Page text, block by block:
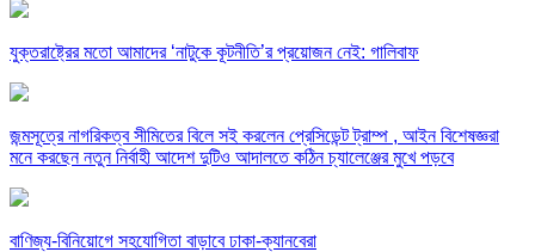
যুক্তরাষ্ট্রের মতো আমাদের ‘নাটুকে কূটনীতি’র প্রয়োজন নেই: গালিবাফ
জন্মসূত্রে নাগরিকত্ব সীমিতের বিলে সই করলেন প্রেসিডেন্ট ট্রাম্প , আইন বিশেষজ্ঞরা
মনে করছেন নতুন নির্বাহী আদেশ দুটিও আদালতে কঠিন চ্যালেঞ্জের মুখে পড়বে
বাণিজ্য-বিনিয়োগে সহযোগিতা বাড়াবে ঢাকা-ক্যানবেরা